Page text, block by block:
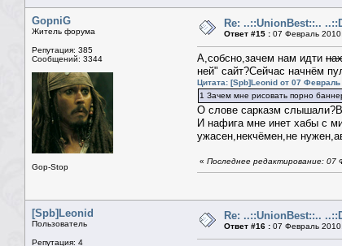
GopniG
Житель форума
Репутация: 385
Сообщений: 3344
Gop-Stop
Re: ..::UnionBest::..
Ответ #15 : 07 Февраль
А,собсно,зачем нам идти
ней" сайт?Сейчас начнём
Цитата: [Spb]Leonid от 07 Февраль
1 Зачем мне рисовать порно
О слове сарказм
И нафига мне инет хабы с
ужасен,некчёмен,не
« Последнее редактирование: 07
[Spb]Leonid
Пользователь
Репутация: 4
Re: ..::UnionBest::..
Ответ #16 : 07 Февраль